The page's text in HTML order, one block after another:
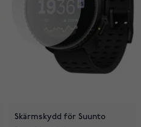
Skärmskydd för Suunto